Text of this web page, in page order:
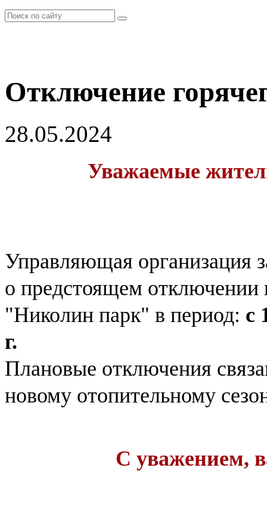
Отключение
28.05.2024
Уважаемые
Управляющая организация
о предстоящем
"Николин парк" в период: с
г.
Плановые отключения
новому отопительному
С уважением,